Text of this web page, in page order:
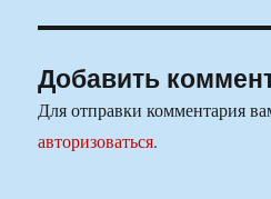
Добавить
Для отправки комментария
авторизоваться.